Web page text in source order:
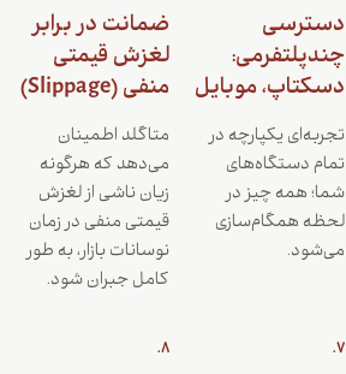
دسترسی
چندپلتفرمی:
دسکتاپ، موبایل
تجربه‌ای یکپارچه در
تمام دستگاه‌های
شما؛ همه چیز در
لحظه همگام‌سازی
می‌شود.
ضمانت در برابر
لغزش قیمتی
منفی (Slippage)
متاگلد اطمینان
می‌دهد که هرگونه
زیان ناشی از لغزش
قیمتی منفی در زمان
نوسانات بازار، به طور
کامل جبران شود.
7.
8.